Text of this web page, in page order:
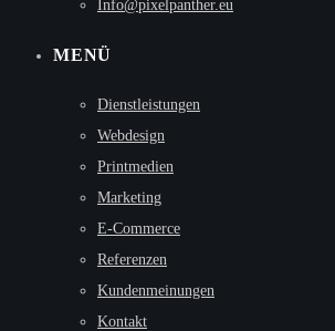
Info@pixelpanther.eu
MENÜ
Dienstleistungen
Webdesign
Printmedien
Marketing
E-Commerce
Referenzen
Kundenmeinungen
Kontakt